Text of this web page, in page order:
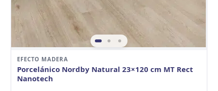
EFECTO MADERA
Porcelánico Nordby Natural 23×120 cm MT Rect
Nanotech